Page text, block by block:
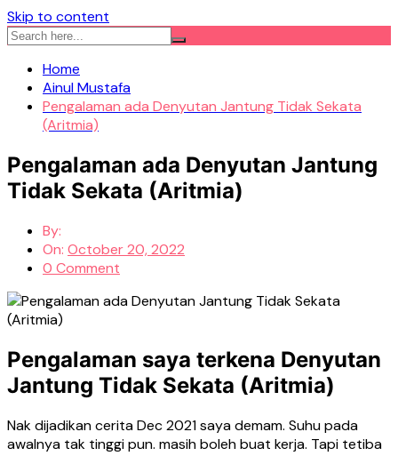
Skip to content
Home
Ainul Mustafa
Pengalaman ada Denyutan Jantung Tidak Sekata
(Aritmia)
Pengalaman ada Denyutan Jantung
Tidak Sekata (Aritmia)
By:
On: October 20, 2022
0 Comment
Pengalaman saya terkena Denyutan
Jantung Tidak Sekata (Aritmia)
Nak dijadikan cerita Dec 2021 saya demam. Suhu pada
awalnya tak tinggi pun. masih boleh buat kerja. Tapi tetiba